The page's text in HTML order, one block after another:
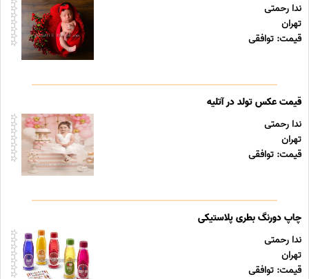
ندا رحمتی
تهران
قیمت: توافقی
قیمت عکس تولد در آتلیه
ندا رحمتی
تهران
قیمت: توافقی
چاپ دورنگ بطری پلاستیکی
ندا رحمتی
تهران
قیمت: توافقی